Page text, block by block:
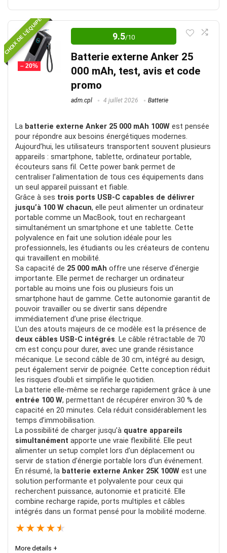
Bon rapport qualité/prix
Top surtout niveau sécurité
Note globale
POUR:
Design
POrt électrique qui se pli
CONTRE:
Prix un peu cher
CHOIX DE L’ÉQUIPE
– 20%
9.5/10
Batterie externe Anker 25
000 mAh, test, avis et code
promo
adm.cpl 4 juillet 2026 Batterie
La batterie externe Anker 25 000 mAh 100W est pensée
pour répondre aux besoins énergétiques modernes.
Aujourd’hui, les utilisateurs transportent souvent plusieurs
appareils : smartphone, tablette, ordinateur portable,
écouteurs sans fil. Cette power bank permet de
centraliser l’alimentation de tous ces équipements dans
un seul appareil puissant et fiable.
Grâce à ses trois ports USB-C capables de délivrer
jusqu’à 100 W chacun, elle peut alimenter un ordinateur
portable comme un MacBook, tout en rechargeant
simultanément un smartphone et une tablette. Cette
polyvalence en fait une solution idéale pour les
professionnels, les étudiants ou les créateurs de contenu
qui travaillent en mobilité.
Sa capacité de 25 000 mAh offre une réserve d’énergie
importante. Elle permet de recharger un ordinateur
portable au moins une fois ou plusieurs fois un
smartphone haut de gamme. Cette autonomie garantit de
pouvoir travailler ou se divertir sans dépendre
immédiatement d’une prise électrique.
L’un des atouts majeurs de ce modèle est la présence de
deux câbles USB-C intégrés. Le câble rétractable de 70
cm est conçu pour durer, avec une grande résistance
mécanique. Le second câble de 30 cm, intégré au design,
peut également servir de poignée. Cette conception réduit
les risques d’oubli et simplifie le quotidien.
La batterie elle-même se recharge rapidement grâce à une
entrée 100 W, permettant de récupérer environ 30 % de
capacité en 20 minutes. Cela réduit considérablement les
temps d’immobilisation.
La possibilité de charger jusqu’à quatre appareils
simultanément apporte une vraie flexibilité. Elle peut
alimenter un setup complet lors d’un déplacement ou
servir de station d’énergie portable lors d’un événement.
En résumé, la batterie externe Anker 25K 100W est une
solution performante et polyvalente pour ceux qui
recherchent puissance, autonomie et praticité. Elle
combine recharge rapide, ports multiples et câbles
intégrés dans un format pensé pour la mobilité moderne.
★★★★★
More details +